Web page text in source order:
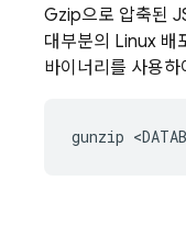
Gzip으로 압축된
대부분의 Linux 배
바이너리를 사용